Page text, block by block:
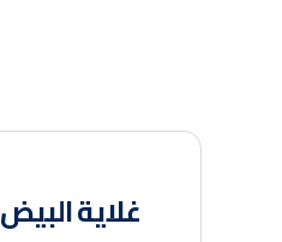
غلاية البيض